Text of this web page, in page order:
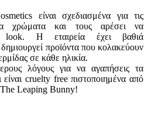
είναι σχεδιασμένα για τις
χρώματα και τους αρέσει να
look. Η εταιρεία έχει βαθιά
προϊόντα που κολακεύουν
σε κάθε ηλικία.
λόγους για να αγαπήσεις τα
είναι cruelty free πιστοποιημένα από
Leaping Bunny!